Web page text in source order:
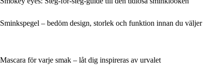
Sminkspegel – bedöm design, storlek och funktion innan du väljer
Mascara för varje smak – låt dig inspireras av urvalet